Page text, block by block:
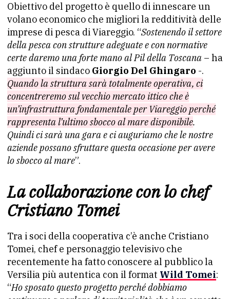
Obiettivo del progetto è quello di innescare un
volano economico che migliori la redditività delle
imprese di pesca di Viareggio. “Sostenendo il settore
della pesca con strutture adeguate e con normative
certe daremo una forte mano al Pil della Toscana – ha
aggiunto il sindaco Giorgio Del Ghingaro -.
Quando la struttura sarà totalmente operativa, ci
concentreremo sul vecchio mercato ittico che è
un’infrastruttura fondamentale per Viareggio perché
rappresenta l’ultimo sbocco al mare disponibile.
Quindi ci sarà una gara e ci auguriamo che le nostre
aziende possano sfruttare questa occasione per avere
lo sbocco al mare”.
La collaborazione con lo chef
Cristiano Tomei
Tra i soci della cooperativa c’è anche Cristiano
Tomei, chef e personaggio televisivo che
recentemente ha fatto conoscere al pubblico la
Versilia più autentica con il format Wild Tomei:
“Ho sposato questo progetto perché dobbiamo